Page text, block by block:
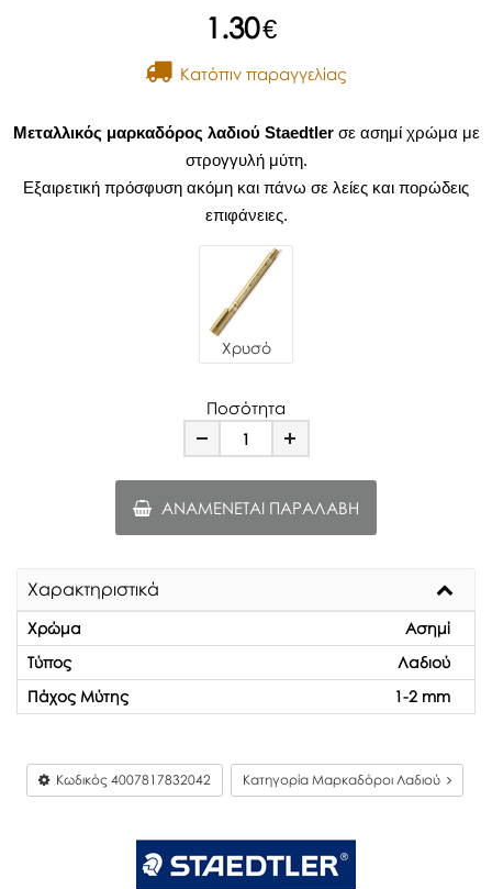
1.30€
Kατόπιν παραγγελίας
Μεταλλικός μαρκαδόρος λαδιού Staedtlerσε ασημί χρώμα με
στρογγυλή μύτη.
Εξαιρετική πρόσφυση ακόμη και πάνω σε λείες και πορώδεις
επιφάνειες.
Χρυσό
Ποσότητα
Minus Plus
ΑΝΑΜΈΝΕΤΑΙ ΠΑΡΑΛΑΒΉ
Χαρακτηριστικά
Χρώμα
Ασημί
Τύπος
Λαδιού
Πάχος Μύτης
1-2 mm
Κωδικός 4007817832042 Κατηγορία Μαρκαδόροι Λαδιού